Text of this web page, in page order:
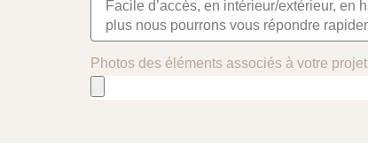
Photos des éléments associés à votre projet